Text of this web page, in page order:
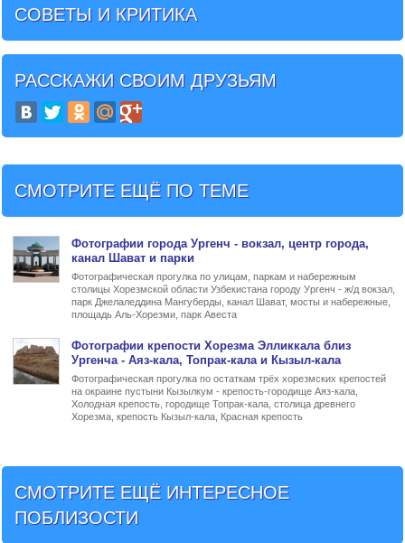
СОВЕТЫ И КРИТИКА
РАССКАЖИ СВОИМ ДРУЗЬЯМ
СМОТРИТЕ ЕЩЁ ПО ТЕМЕ
Фотографии города Ургенч - вокзал, центр города,
канал Шават и парки
Фотографическая прогулка по улицам, паркам и набережным
столицы Хорезмской области Узбекистана городу Ургенч - ж/д вокзал,
парк Джелаледдина Мангуберды, канал Шават, мосты и набережные,
площадь Аль-Хорезми, парк Авеста
Фотографии крепости Хорезма Элликкалаблиз
Ургенча - Аяз-кала, Топрак-кала и Кызыл-кала
Фотографическая прогулка по остаткам трёх хорезмских крепостей
на окраине пустыни Кызылкум - крепость-городище Аяз-кала,
Холодная крепость, городище Топрак-кала, столица древнего
Хорезма, крепость Кызыл-кала, Красная крепость
СМОТРИТЕ ЕЩЁ ИНТЕРЕСНОЕ
ПОБЛИЗОСТИ